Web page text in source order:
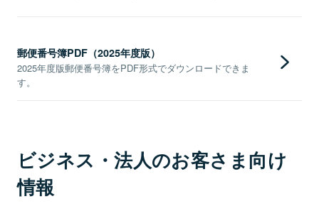
郵便番号簿PDF（2025年度版）
2025年度版郵便番号簿をPDF形式でダウンロードできま
す。
ビジネス・法人のお客さま向け
情報